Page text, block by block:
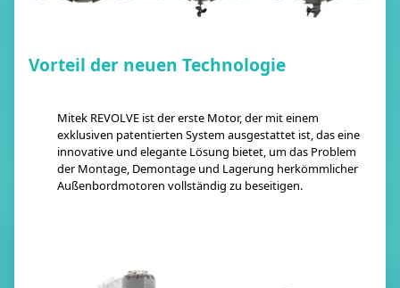
Vorteil der neuen Technologie
Mitek REVOLVE ist der erste Motor, der mit einem
exklusiven patentierten System ausgestattet ist, das eine
innovative und elegante Lösung bietet, um das Problem
der Montage, Demontage und Lagerung herkömmlicher
Außenbordmotoren vollständig zu beseitigen.